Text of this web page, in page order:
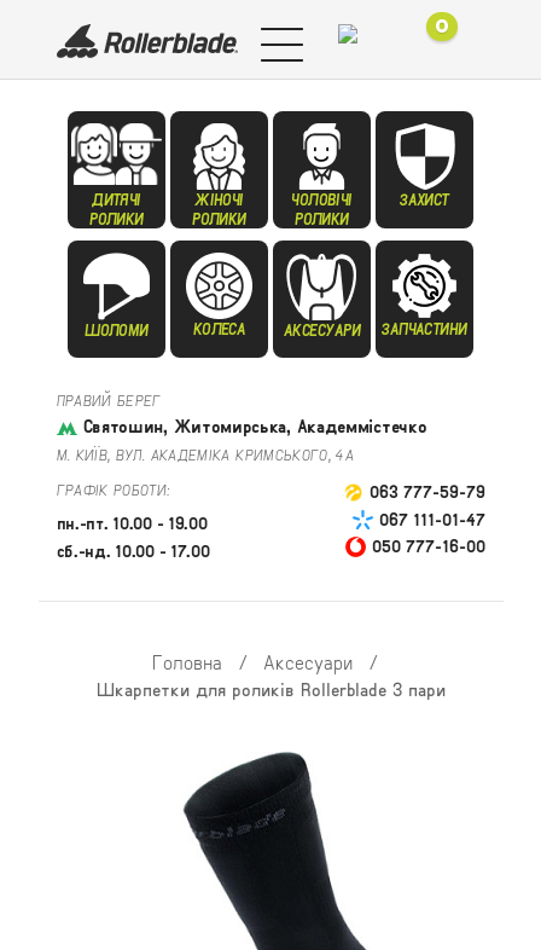
0
ДИТЯЧІ
РОЛИКИ
ЖІНОЧІ
РОЛИКИ
ЧОЛОВІЧІ
РОЛИКИ
ЗАХИСТ
ШОЛОМИ КОЛЕСА АКСЕСУАРИ ЗАПЧАСТИНИ
ПРАВИЙ БЕРЕГ
Святошин, Житомирська, Академмістечко
М. КИЇВ, ВУЛ. АКАДЕМІКА КРИМСЬКОГО, 4А
ГРАФІК РОБОТИ:
пн.-пт. 10.00 - 19.00
сб.-нд. 10.00 - 17.00
063 777-59-79
067 111-01-47
050 777-16-00
Головна / Аксесуари /
Шкарпетки для роликів Rollerblade 3 пари